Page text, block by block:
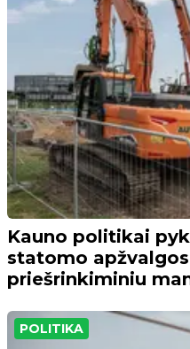
Kauno politikai
statomo
priešrinkiminiu
POLITIKA